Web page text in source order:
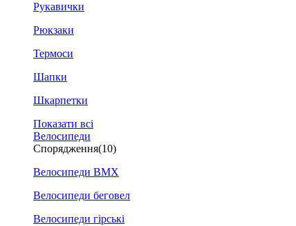
Рукавички
Рюкзаки
Термоси
Шапки
Шкарпетки
Показати всі
Велосипеди
Спорядження(10)
Велосипеди BMX
Велосипеди беговел
Велосипеди гірські